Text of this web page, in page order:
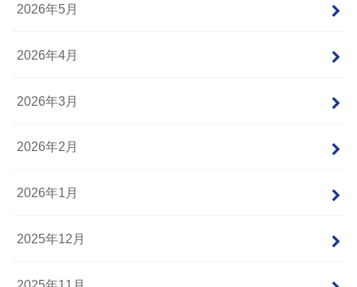
2026年5月
2026年4月
2026年3月
2026年2月
2026年1月
2025年12月